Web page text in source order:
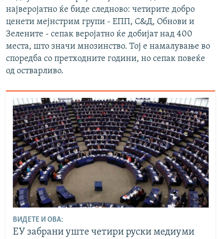
најверојатно ќе биде следново: четирите добро
ценети мејнстрим групи - ЕПП, С&Д, Обнови и
Зелените - сепак веројатно ќе добијат над 400
места, што значи мнозинство. Тој е намалување во
споредба со претходните години, но сепак повеќе
од остварливо.
ВИДЕТЕ И ОВА:
ЕУ забрани уште четири руски медиуми